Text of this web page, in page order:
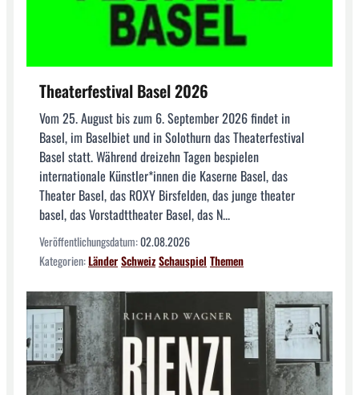
Theaterfestival Basel 2026
Vom 25. August bis zum 6. September 2026 findet in
Basel, im Baselbiet und in Solothurn das Theaterfestival
Basel statt. Während dreizehn Tagen bespielen
internationale Künstler*innen die Kaserne Basel, das
Theater Basel, das ROXY Birsfelden, das junge theater
basel, das Vorstadttheater Basel, das N...
Veröffentlichungsdatum:02.08.2026
Kategorien:LänderSchweizSchauspiel Themen